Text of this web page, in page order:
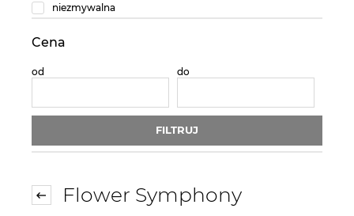
niezmywalna
Cena
od do
FILTRUJ
Flower Symphony